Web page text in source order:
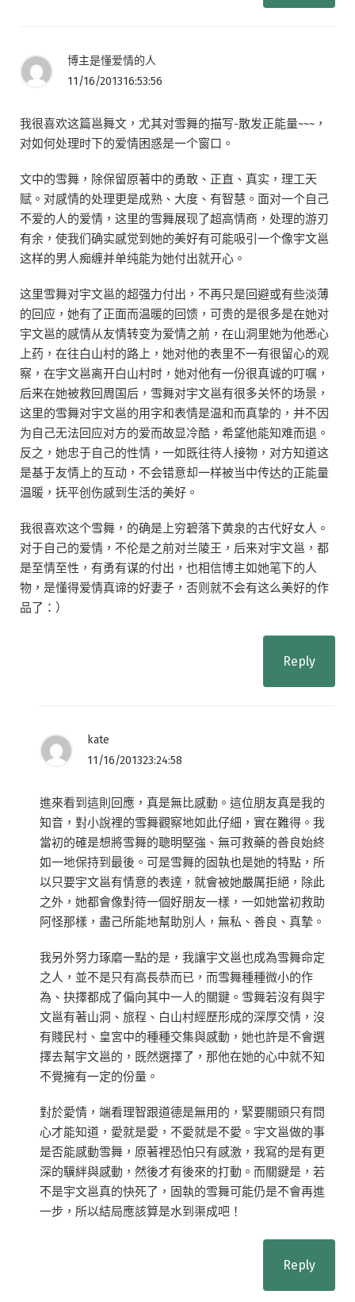
博主是懂爱情的人
11/16/201316:53:56
我很喜欢这篇邕舞文，尤其对雪舞的描写-散发正能量~~~，
对如何处理时下的爱情困惑是一个窗口。
文中的雪舞，除保留原著中的勇敢、正直、真实，理工天
赋。对感情的处理更是成熟、大度、有智慧。面对一个自己
不爱的人的爱情，这里的雪舞展现了超高情商，处理的游刃
有余，使我们确实感觉到她的美好有可能吸引一个像宇文邕
这样的男人痴缠并单纯能为她付出就开心。
这里雪舞对宇文邕的超强力付出，不再只是回避或有些淡薄
的回应，她有了正面而温暖的回馈，可贵的是很多是在她对
宇文邕的感情从友情转变为爱情之前，在山洞里她为他悉心
上药，在往白山村的路上，她对他的表里不一有很留心的观
察，在宇文邕离开白山村时，她对他有一份很真诚的叮嘱，
后来在她被救回周国后，雪舞对宇文邕有很多关怀的场景，
这里的雪舞对宇文邕的用字和表情是温和而真挚的，并不因
为自己无法回应对方的爱而故显冷酷，希望他能知难而退。
反之，她忠于自己的性情，一如既往待人接物，对方知道这
是基于友情上的互动，不会错意却一样被当中传达的正能量
温暖，抚平创伤感到生活的美好。
我很喜欢这个雪舞，的确是上穷碧落下黄泉的古代好女人。
对于自己的爱情，不伦是之前对兰陵王，后来对宇文邕，都
是至情至性，有勇有谋的付出，也相信博主如她笔下的人
物，是懂得爱情真谛的好妻子，否则就不会有这么美好的作
品了：）
Reply
kate
11/16/201323:24:58
進來看到這則回應，真是無比感動。這位朋友真是我的
知音，對小說裡的雪舞觀察地如此仔細，實在難得。我
當初的確是想將雪舞的聰明堅強、無可救藥的善良始終
如一地保持到最後。可是雪舞的固執也是她的特點，所
以只要宇文邕有情意的表達，就會被她嚴厲拒絕，除此
之外，她都會像對待一個好朋友一樣，一如她當初救助
阿怪那樣，盡己所能地幫助別人，無私、善良、真摯。
我另外努力琢磨一點的是，我讓宇文邕也成為雪舞命定
之人，並不是只有高長恭而已，而雪舞種種微小的作
為、抉擇都成了偏向其中一人的關鍵。雪舞若沒有與宇
文邕有著山洞、旅程、白山村經歷形成的深厚交情，沒
有賤民村、皇宮中的種種交集與感動，她也許是不會選
擇去幫宇文邕的，既然選擇了，那他在她的心中就不知
不覺擁有一定的份量。
對於愛情，端看理智跟道德是無用的，緊要關頭只有問
心才能知道，愛就是愛，不愛就是不愛。宇文邕做的事
是否能感動雪舞，原著裡恐怕只有感激，我寫的是有更
深的驥絆與感動，然後才有後來的打動。而關鍵是，若
不是宇文邕真的快死了，固執的雪舞可能仍是不會再進
一步，所以結局應該算是水到渠成吧！
Reply